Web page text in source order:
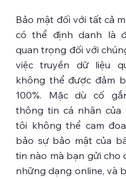
Bảo mật đối với tất cả
có thể định danh là
quan trọng đối với
việc truyền dữ liệu
không thể được đảm
100%. Mặc dù cố
thông tin cá nhân của
tôi không thể cam
bảo sự bảo mật của
tin nào mà bạn gửi cho
những dạng online, và